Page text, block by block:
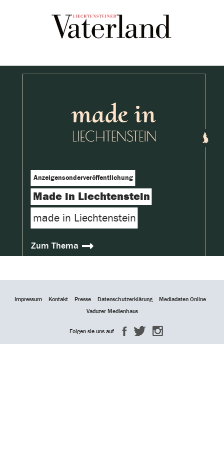
Anzeigensonderveröffentlichung
Made in Liechtenstein
made in Liechtenstein
Zum Thema
Impressum Kontakt Presse Datenschutzerklärung
Mediadaten Online
Vaduzer Medienhaus
Folgen sie uns auf: